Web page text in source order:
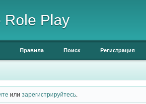
Role Play
Правила Поиск Регистрация
илизарегистрируйтесь